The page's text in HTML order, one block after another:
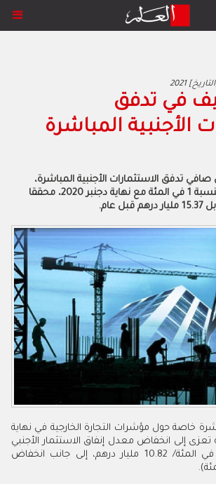
في تدفق
الأجنبية المباشرة
تدفق الاستثمارات الأجنبية المباشرة،
سجل ارتفاعا طفيفا بنسبة 1 في المئة مع نهاية دجنبر 2020، محققا
تعزى إلى انخفاض معدل إنفاق الاستثمار الأجنبي
المباشر بنسبة 41.6 في المئة/ 10.82 مليار درهم، إلى جانب انخفاض